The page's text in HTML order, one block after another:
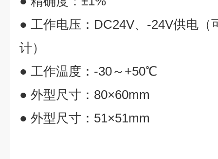
● 工作电压：DC24V、-24V供电（
计）
● 工作温度：-30～+50℃
● 外型尺寸：80×60mm
● 外型尺寸：51×51mm